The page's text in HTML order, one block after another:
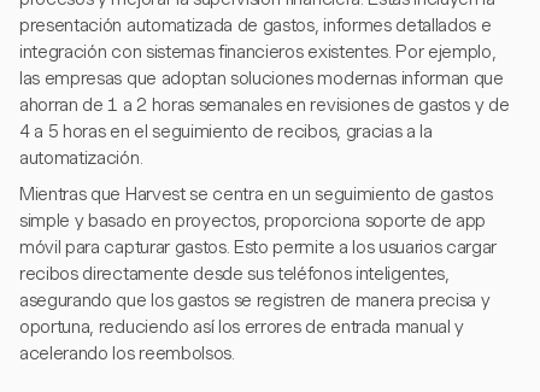
presentación automatizada de gastos, informes detallados e
integración con sistemas financieros existentes. Por ejemplo,
las empresas que adoptan soluciones modernas informan que
ahorran de 1 a 2 horas semanales en revisiones de gastos y de
4 a 5 horas en el seguimiento de recibos, gracias a la
automatización.
Mientras que Harvest se centra en un seguimiento de gastos
simple y basado en proyectos, proporciona soporte de app
móvil para capturar gastos. Esto permite a los usuarios cargar
recibos directamente desde sus teléfonos inteligentes,
asegurando que los gastos se registren de manera precisa y
oportuna, reduciendo así los errores de entrada manual y
acelerando los reembolsos.